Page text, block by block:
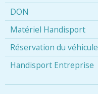
DON
Matériel Handisport
Réservation du véhicule
Handisport Entreprise